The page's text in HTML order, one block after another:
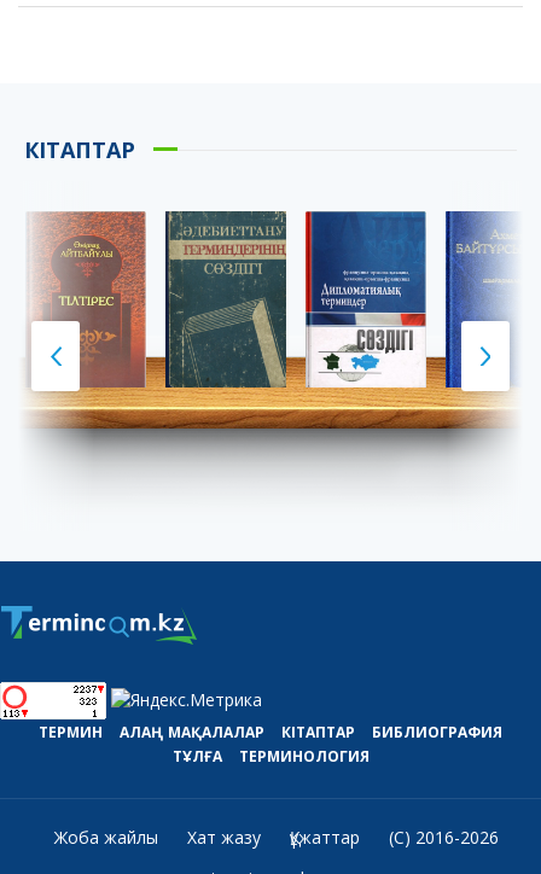
КІТАПТАР
ТЕРМИН АЛАҢ МАҚАЛАЛАР КІТАПТАР
БИБЛИОГРАФИЯ
ТҰЛҒА
ТЕРМИНОЛОГИЯ
Жоба жайлы Хат жазу Құжаттар
(C) 2016-2026